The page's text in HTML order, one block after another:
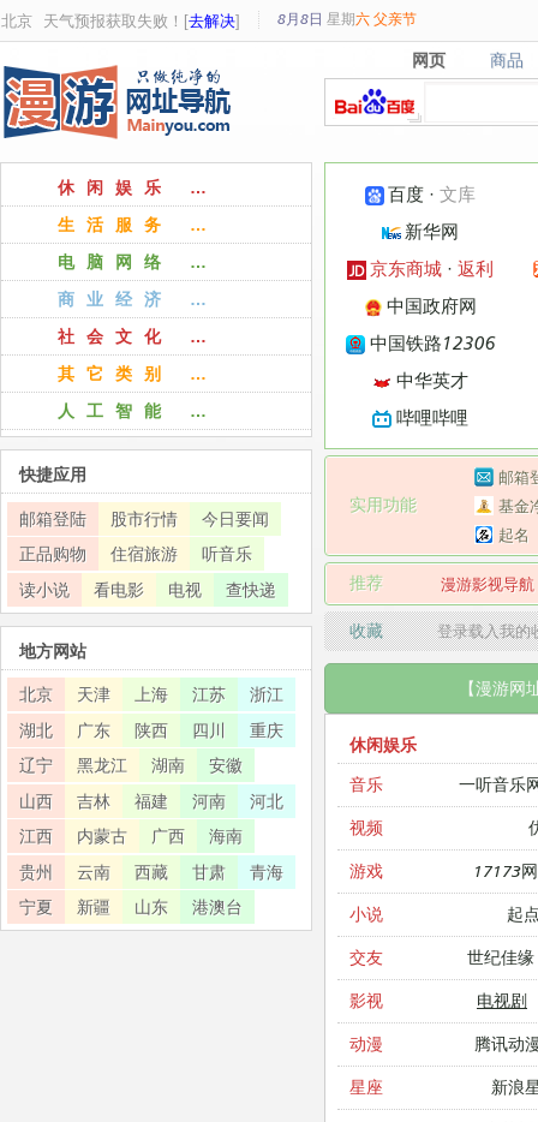
北京 天气预报获取失败！[去解决] 8月8日 星期六 父亲节
网页
网页 商品
商品
百度 ·文库
新华网
京东商城 ·返利
中国政府网
中国铁路12306
中华英才
哔哩哔哩
实用功能
邮箱
基金
起名
推荐 漫游影视导航
收藏 登录载入我
【漫游网
休闲娱乐
音乐
一听音乐
视频
游戏 17173
小说 起
交友 世纪佳缘
影视 电视剧
动漫 腾讯动
星座 新浪
休闲娱乐 …
生活服务 …
电脑网络 …
商业经济 …
社会文化 …
其它类别 …
人工智能 …
快捷应用
邮箱登陆 股市行情
今日要闻
正品购物
住宿旅游
听音乐
读小说
看电影 电视 查快递
地方网站
北京 天津 上海 江苏
浙江
湖北
广东 陕西 四川
重庆
辽宁
黑龙江 湖南
安徽
山西
吉林 福建 河南
河北
江西
内蒙古 广西
海南
贵州
云南 西藏 甘肃
青海
宁夏
新疆 山东 港澳台